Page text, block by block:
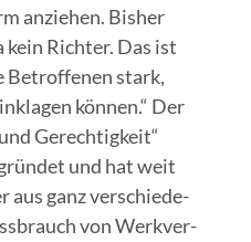
anzie­hen. Bis­her
kein Rich­ter. Das ist
Betrof­fe­nen stark,
kön­nen.“ Der
Gerech­tig­keit“
und hat weit
aus ganz ver­schie­de­
von Werk­ver­